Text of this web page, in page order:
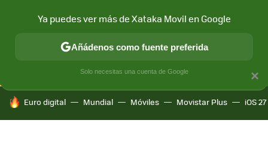
CONECTIVIDAD MÓVIL Y SOCIEDAD APLICACIONES
HOY SE HABLA DE
Euro digital Mundial Móviles Movistar Plus iOS 27
×
Ya puedes ver más de Xataka Movil en Google
Añádenos como fuente preferida
Solo necesitas una cuenta de Google